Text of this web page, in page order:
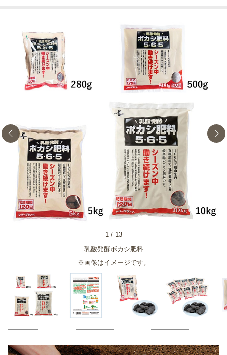
乳酸発酵ボカシ肥料
※画像はイメージです。
1/ 13